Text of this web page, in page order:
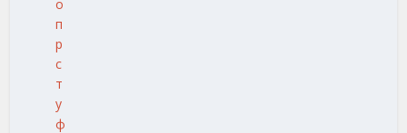
о
п
р
с
т
у
ф